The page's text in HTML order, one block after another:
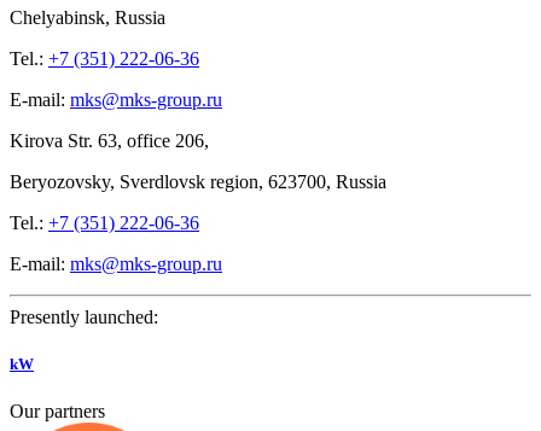
Chelyabinsk, Russia
Tel.: +7 (351) 222-06-36
E-mail: mks@mks-group.ru
Kirova Str. 63, office 206,
Beryozovsky, Sverdlovsk region, 623700, Russia
Tel.: +7 (351) 222-06-36
E-mail: mks@mks-group.ru
Presently launched:
kW
Our partners